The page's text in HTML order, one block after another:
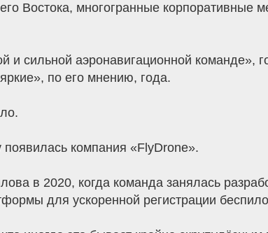
Востока, многогранные корпоративные
сильной аэронавигационной команде»,
по его мнению, года.
компания «FlyDrone».
в 2020, когда команда занялась
для ускоренной регистрации